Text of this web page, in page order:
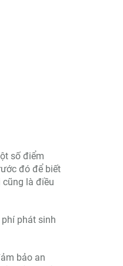
số điểm
đó để biết
là điều
phát sinh
bảo an